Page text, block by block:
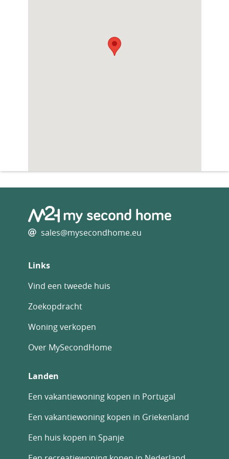
sales@mysecondhome.eu
Links
Vind een tweede huis
Zoekopdracht
Woning verkopen
Over MySecondHome
Landen
Een vakantiewoning kopen in Portugal
Een vakantiewoning kopen in Griekenland
Een huis kopen in Spanje